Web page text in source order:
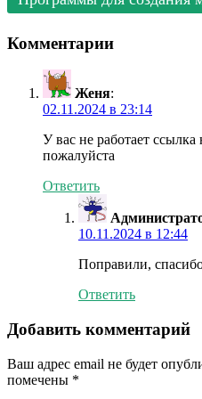
Комментарии
Женя:
02.11.2024 в 23:14
У вас не работает
пожалуйста
Ответить
10.11.2024 в 12:44
Поправили,
Ответить
Добавить комментарий
Ваш адрес email не будет
помечены *